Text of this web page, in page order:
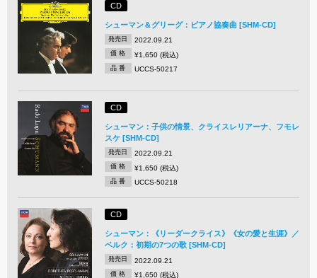
CD
シューマン＆グリーグ：ピアノ協奏曲 [SHM-CD]
発売日 2022.09.21
価 格 ¥1,650 (税込)
品 番 UCCS-50217
CD
シューマン：子供の情景、クライスレリアーナ、フモレ
スケ [SHM-CD]
発売日 2022.09.21
価 格 ¥1,650 (税込)
品 番 UCCS-50218
CD
シューマン：《リーダークライス》《女の愛と生涯》／
ベルク：初期の7つの歌 [SHM-CD]
発売日 2022.09.21
価 格 ¥1,650 (税込)